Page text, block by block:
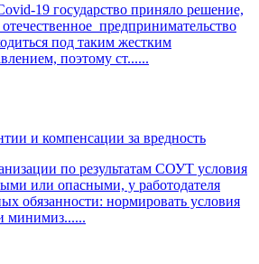
19 государство приняло решение,
предпринимательство
под таким жестким
поэтому ст......
и компенсации за вредность
по результатам СОУТ условия
или опасными, у работодателя
обязанности: нормировать условия
минимиз......